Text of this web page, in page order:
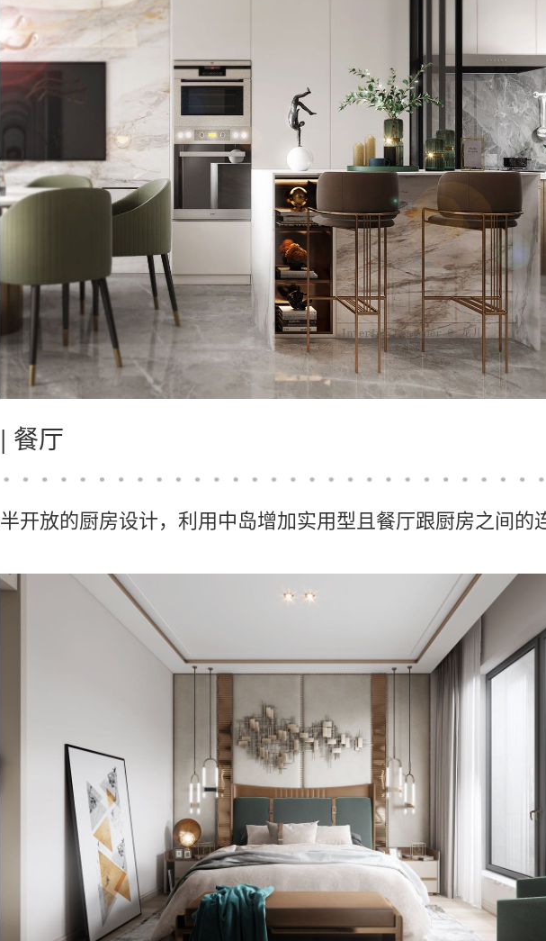
| 餐厅
半开放的厨房设计，利用中岛增加实用型且餐厅跟厨房之间的